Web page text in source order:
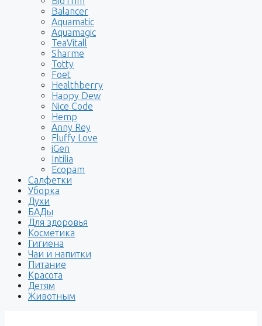
Balancer
Aquamatic
Aquamagic
TeaVitall
Sharme
Totty
Foet
Healthberry
Happy Dew
Nice Code
Hemp
Anny Rey
Fluffy Love
iGen
Intilia
Ecopam
Салфетки
Уборка
Духи
БАДы
Для здоровья
Косметика
Гигиена
Чаи и напитки
Питание
Красота
Детям
Животным